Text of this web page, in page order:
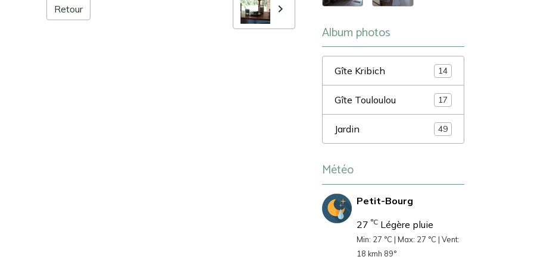
Retour
Album photos
Gîte Kribich 14
Gîte Touloulou 17
Jardin 49
Météo
Petit-Bourg
27 °CLégère pluie
Min: 27 °C | Max: 27 °C | Vent:
18 kmh 89°